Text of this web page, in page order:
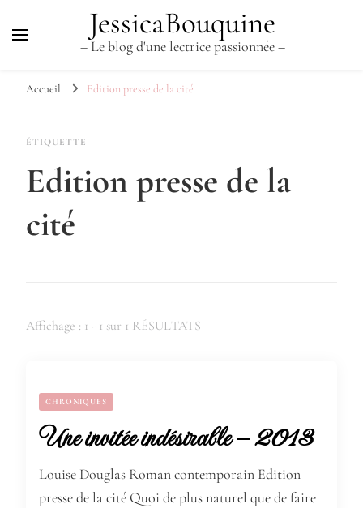
JessicaBouquine
– Le blog d'une lectrice passionnée –
Accueil Edition presse de la cité
ÉTIQUETTE
Edition presse de la
cité
Affichage : 1 - 1 sur 1 RÉSULTATS
CHRONIQUES
Une invitée indésirable – 2013
Louise Douglas Roman contemporain Edition
presse de la cité Quoi de plus naturel que de faire